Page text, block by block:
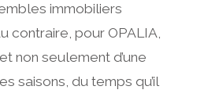
immobiliers
contraire, pour OPALIA,
non seulement d’une
saisons, du temps qu’il